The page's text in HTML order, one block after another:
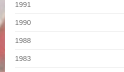
1991
1990
1988
1983